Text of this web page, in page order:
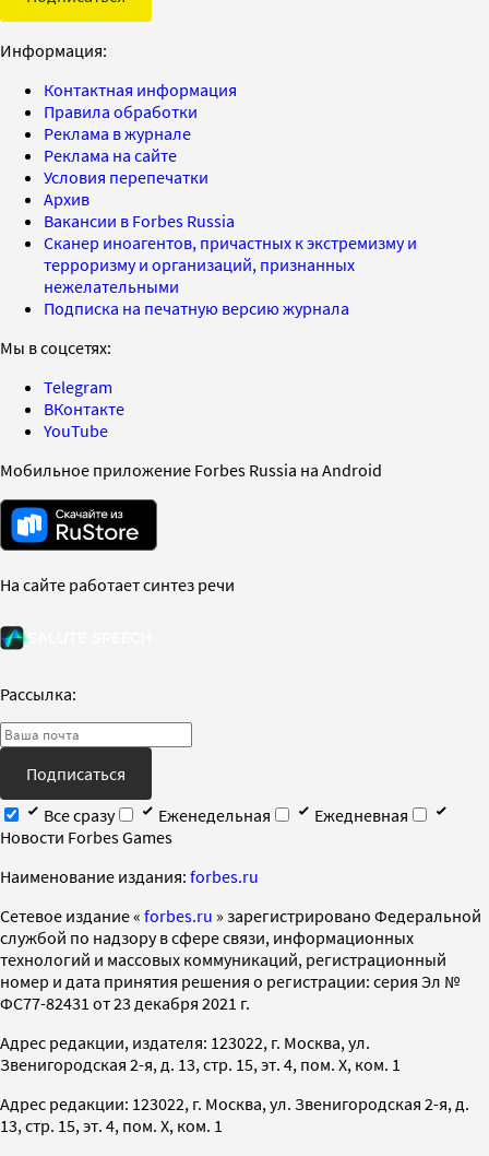
Информация:
Контактная информация
Правила обработки
Реклама в журнале
Реклама на сайте
Условия перепечатки
Архив
Вакансии в Forbes Russia
Сканер иноагентов, причастных к экстремизму и
терроризму и организаций, признанных
нежелательными
Подписка на печатную версию журнала
Мы в соцсетях:
Telegram
ВКонтакте
YouTube
Мобильное приложение Forbes Russia на Android
На сайте работает синтез речи
Рассылка:
Подписаться
Все сразу
Еженедельная
Ежедневная
Новости Forbes Games
Наименование издания: forbes.ru
Cетевое издание « forbes.ru » зарегистрировано Федеральной
службой по надзору в сфере связи, информационных
технологий и массовых коммуникаций, регистрационный
номер и дата принятия решения о регистрации: серия Эл №
ФС77-82431 от 23 декабря 2021 г.
Адрес редакции, издателя: 123022, г. Москва, ул.
Звенигородская 2-я, д. 13, стр. 15, эт. 4, пом. X, ком. 1
Адрес редакции: 123022, г. Москва, ул. Звенигородская 2-я, д.
13, стр. 15, эт. 4, пом. X, ком. 1